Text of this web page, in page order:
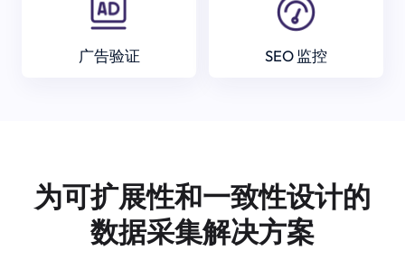
广告验证 SEO 监控
为可扩展性和一致性设计的
数据采集解决方案